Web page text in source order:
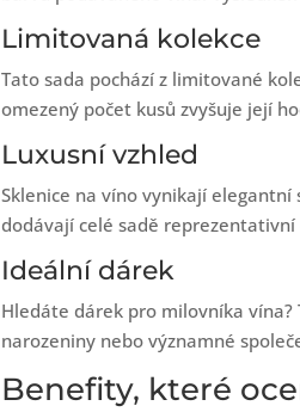
Limitovaná kolekce
Tato sada pochází z limitované
omezený počet kusů zvyšuje její
Luxusní vzhled
Sklenice na víno vynikají
dodávají celé sadě
Ideální dárek
Hledáte dárek pro milovníka
narozeniny nebo významné
Benefity, které